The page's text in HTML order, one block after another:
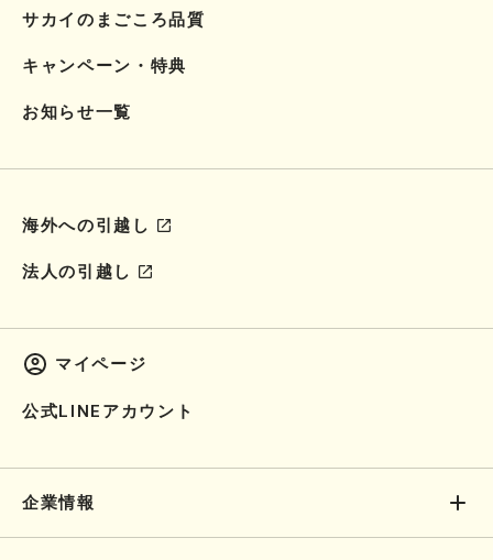
サカイのまごころ品質
キャンペーン・特典
お知らせ一覧
海外への引越し
法人の引越し
マイページ
公式LINEアカウント
企業情報